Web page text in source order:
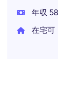
年収
在宅可